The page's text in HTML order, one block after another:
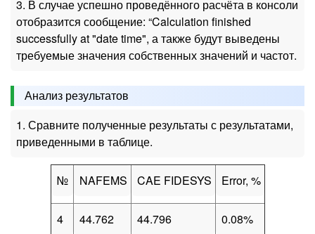
3. В случае успешно проведённого расчёта в консоли
отобразится сообщение: “Calculation finished
successfully at "date time", а также будут выведены
требуемые значения собственных значений и частот.
Анализ результатов
1. Сравните полученные результаты с результатами,
приведенными в таблице.
№ NAFEMS CAE FIDESYS Error, %
4 44.762 44.796 0.08%